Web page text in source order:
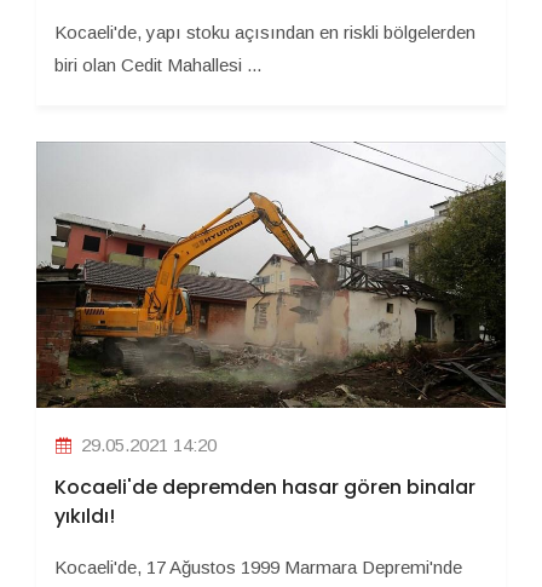
Kocaeli'de, yapı stoku açısından en riskli bölgelerden
biri olan Cedit Mahallesi ...
29.05.2021 14:20
Kocaeli'de depremden hasar gören binalar
yıkıldı!
Kocaeli'de, 17 Ağustos 1999 Marmara Depremi'nde